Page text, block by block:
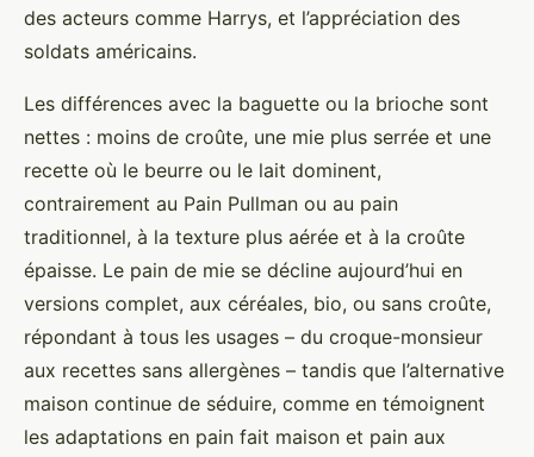
des acteurs comme Harrys, et l’appréciation des
soldats américains.
Les différences avec la baguette ou la brioche sont
nettes : moins de croûte, une mie plus serrée et une
recette où le beurre ou le lait dominent,
contrairement au Pain Pullman ou au pain
traditionnel, à la texture plus aérée et à la croûte
épaisse. Le pain de mie se décline aujourd’hui en
versions complet, aux céréales, bio, ou sans croûte,
répondant à tous les usages – du croque-monsieur
aux recettes sans allergènes – tandis que l’alternative
maison continue de séduire, comme en témoignent
les adaptations en pain fait maison et pain aux